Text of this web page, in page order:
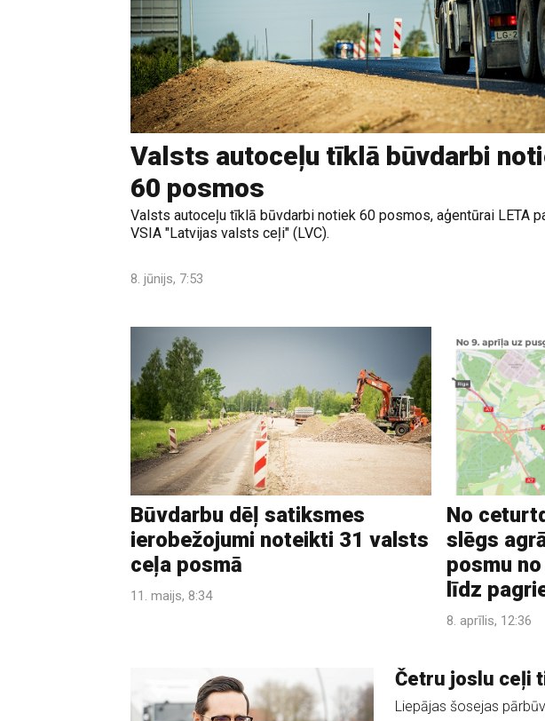
Valsts autoceļu tīklā būvdarbi
60 posmos
Valsts autoceļu tīklā būvdarbi notiek 60 posmos, aģentūrai LETA
VSIA "Latvijas valsts ceļi" (LVC).
8. jūnijs, 7:53
Būvdarbu dēļ satiksmes
ierobežojumi noteikti 31 valsts
ceļa posmā
11. maijs, 8:34
No
slēgs
posmu
līdz
8. aprīlis, 12:36
Četru joslu ceļi
Liepājas šosejas